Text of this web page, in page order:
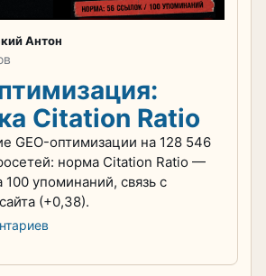
Антон
Citation Ratio
GEO-оптимизации на 128 546
норма Citation Ratio —
100 упоминаний, связь с
(+0,38).